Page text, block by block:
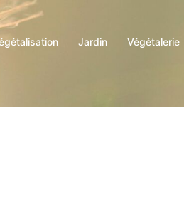
Jardin Végétalerie